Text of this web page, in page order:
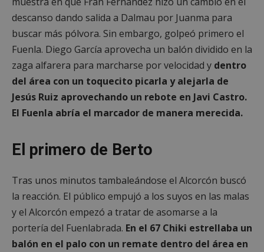
descanso dando salida a Dalmau por Juanma para
buscar más pólvora. Sin embargo, golpeó primero el
Fuenla. Diego García aprovecha un balón dividido en la
zaga alfarera para marcharse por velocidad y dentro
del área con un toquecito picarla y alejarla de
Jesús Ruiz aprovechando un rebote en Javi Castro.
El Fuenla abría el marcador de manera merecida.
El primero de Berto
Tras unos minutos tambaleándose el Alcorcón buscó
la reacción. El público empujó a los suyos en las malas
y el Alcorcón empezó a tratar de asomarse a la
portería del Fuenlabrada. En el 67 Chiki estrellaba un
balón en el palo con un remate dentro del área en